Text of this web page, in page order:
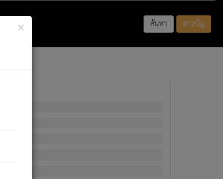
ค้นหา สารบัญ
×